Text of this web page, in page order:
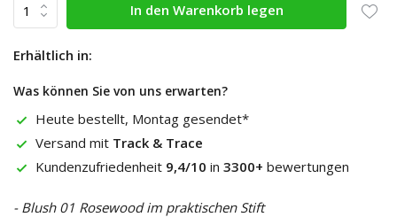
In den Warenkorb legen
Erhältlich in:
Was können Sie von uns erwarten?
Heute bestellt, Montag gesendet*
Versand mit Track & Trace
Kundenzufriedenheit 9,4/10 in 3300+ bewertungen
- Blush 01 Rosewood im praktischen Stift